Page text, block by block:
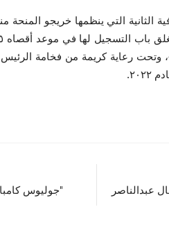
التي ينظمها خريجو المنحة
رعاية كريمة من فخامة الرئيس
"جوليوس
عبدالناصر